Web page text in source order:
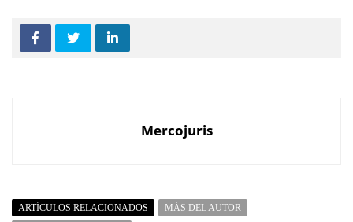
Mercojuris
ARTÍCULOS RELACIONADOS
MÁS DEL AUTOR